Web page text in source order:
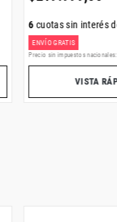
6cuotas sin interés
ENVÍO GRATIS
Precio sin impuestos nacionales:
VISTA